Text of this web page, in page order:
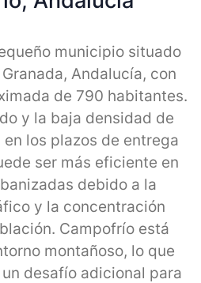
municipio situado
Andalucía, con
de 790 habitantes.
y la baja densidad de
los plazos de entrega
ser más eficiente en
debido a la
y la concentración
Campofrío está
montañoso, lo que
desafío adicional para